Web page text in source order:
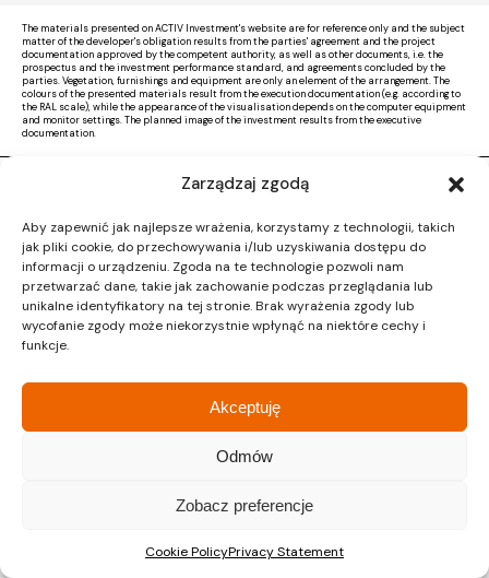
Zarządzaj zgodą
Aby zapewnić jak najlepsze wrażenia, korzystamy z technologii, takich
jak pliki cookie, do przechowywania i/lub uzyskiwania dostępu do
informacji o urządzeniu. Zgoda na te technologie pozwoli nam
przetwarzać dane, takie jak zachowanie podczas przeglądania lub
unikalne identyfikatory na tej stronie. Brak wyrażenia zgody lub
wycofanie zgody może niekorzystnie wpłynąć na niektóre cechy i
funkcje.
Akceptuję
Odmów
Zobacz preferencje
Cookie PolicyPrivacy Statement
The materials presented on ACTIV Investment's website are for reference only and the subject
matter of the developer's obligation results from the parties' agreement and the project
documentation approved by the competent authority, as well as other documents, i.e. the
prospectus and the investment performance standard, and agreements concluded by the
parties. Vegetation, furnishings and equipment are only an element of the arrangement. The
colours of the presented materials result from the execution documentation (e.g. according to
the RAL scale), while the appearance of the visualisation depends on the computer equipment
and monitor settings. The planned image of the investment results from the executive
documentation.
Activ Investment|Polityka prywatności
Design by CTL MEDIA | Strona www: Proformat